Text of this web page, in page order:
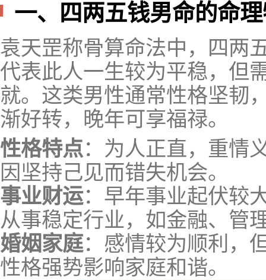
一、四两五钱男命的命
袁天罡称骨算命法中，四两
代表此人一生较为平稳，但
就。这类男性通常性格坚韧
渐好转，晚年可享福禄。
性格特点：为人正直，重情
因坚持己见而错失机会。
事业财运：早年事业起伏较
从事稳定行业，如金融、管
婚姻家庭：感情较为顺利，
性格强势影响家庭和谐。